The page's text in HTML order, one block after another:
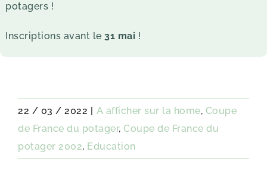
potagers !
Inscriptions avant le31 mai !
22 / 03 / 2022 | A afficher sur la home, Coupe
de France du potager, Coupe de France du
potager 2002, Education